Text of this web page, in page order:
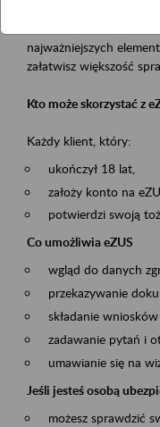
najważniejszych
załatwisz większość
Kto może skorzystać z
Każdy klient, który:
ukończył 18 lat,
założy konto na
potwierdzi swoją
Co umożliwia eZUS
wgląd do danych
przekazywanie
składanie
zadawanie pytań i
umawianie się na
Jeśli jesteś osobą
możesz sprawdzić